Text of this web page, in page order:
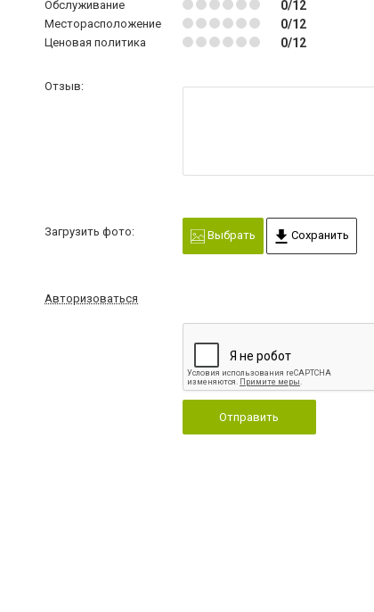
Обслуживание 0/12
Месторасположение 0/12
Ценовая политика 0/12
Отзыв:
Загрузить фото: Выбрать Сохранить
Авторизоваться
Отправить